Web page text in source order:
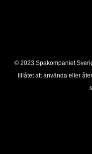
© 2023 Spakompaniet
tillåtet att använda eller